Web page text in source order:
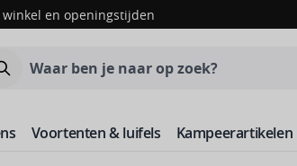
winkel en openingstijden
Voortenten & luifels Kampeerartikelen